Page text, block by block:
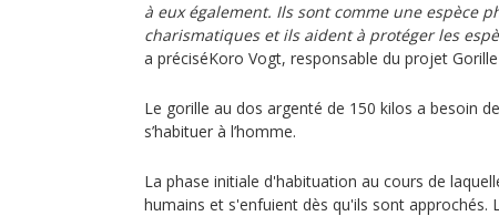
à eux également. Ils sont comme une espèce
charismatiques et ils aident à protéger les
a préciséKoro Vogt, responsable du projet
Le gorille au dos argenté de 150 kilos a besoin
s’habituer à l’homme.
La phase initiale d'habituation au cours de
humains et s'enfuient dès qu'ils sont approchés.